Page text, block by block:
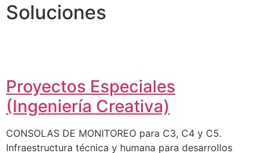
Soluciones
Proyectos Especiales
(Ingeniería Creativa)
CONSOLAS DE MONITOREO para C3, C4 y C5.
Infraestructura técnica y humana para desarrollos